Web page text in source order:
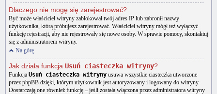
Dlaczego nie mogę się zarejestrować?
Być może właściciel witryny zablokował twój adres IP lub zabronił nazwy
użytkownika, którą próbujesz zarejestrować. Właściciel witryny mógł też wyłączyć
funkcję rejestracji, aby nie rejestrowały się nowe osoby. W sprawie pomocy, skontaktuj
się z administratorem witryny.
Na górę
Jak działa funkcja Usuń ciasteczka witryny?
Funkcja Usuń ciasteczka witryny usuwa wszystkie ciasteczka utworzone
przez phpBB dzięki, którym użytkownik jest autoryzowany i logowany do witryny.
Dostarczają one również funkcję – jeśli została włączona przez administratora witryny